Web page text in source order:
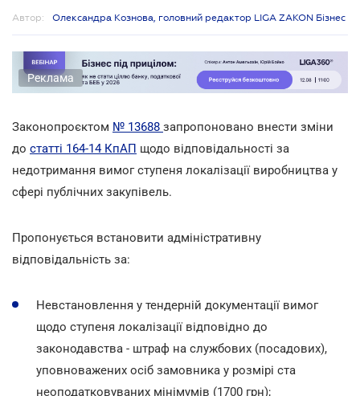
Автор: Олександра Кознова, головний редактор LIGA ZAKON Бізнес
Реклама
Законопроєктом № 13688 запропоновано внести зміни
до статті 164-14 КпАП щодо відповідальності за
недотримання вимог ступеня локалізації виробництва у
сфері публічних закупівель.
Пропонується встановити адміністративну
відповідальність за:
Невстановлення у тендерній документації вимог
щодо ступеня локалізації відповідно до
законодавства - штраф на службових (посадових),
уповноважених осіб замовника у розмірі ста
неоподатковуваних мінімумів (1700 грн);